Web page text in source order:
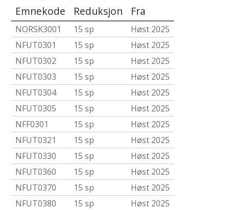
Emnekode Reduksjon Fra
NORSK3001 15 sp
Høst 2025
NFUT0301
15 sp
Høst 2025
NFUT0302
15 sp
Høst 2025
NFUT0303
15 sp
Høst 2025
NFUT0304
15 sp
Høst 2025
NFUT0305
15 sp
Høst 2025
NFF0301
15 sp
Høst 2025
NFUT0321
15 sp
Høst 2025
NFUT0330
15 sp
Høst 2025
NFUT0360
15 sp
Høst 2025
NFUT0370
15 sp
Høst 2025
NFUT0380
15 sp
Høst 2025